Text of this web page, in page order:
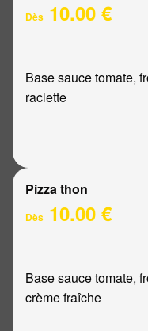
Dès 10.00 €
Base sauce tomate,
raclette
Pizza thon
Dès 10.00 €
Base sauce tomate,
crème fraîche